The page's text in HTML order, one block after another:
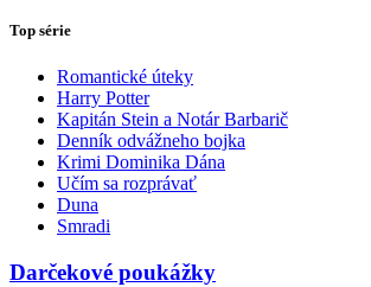
Top série
Romantické úteky
Harry Potter
Kapitán Stein a Notár Barbarič
Denník odvážneho bojka
Krimi Dominika Dána
Učím sa rozprávať
Duna
Smradi
Darčekové poukážky